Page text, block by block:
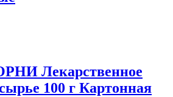
Лекарственное
100 г Картонная